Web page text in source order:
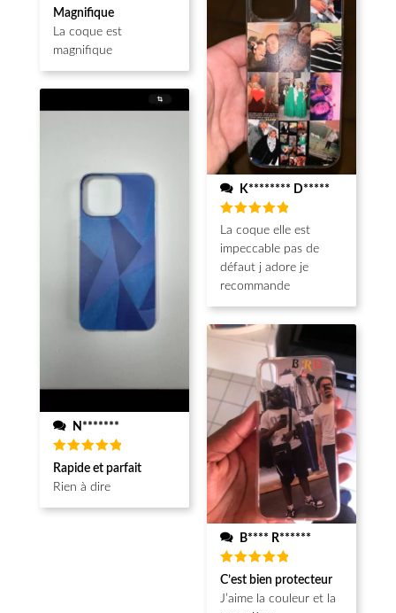
Note5
sur 5
Magnifique
La coque est
magnifique
N*******
Note5
sur 5
Rapide et parfait
Rien à dire
K******** D*****
Note5
sur 5
La coque elle est
impeccable pas de
défaut j adore je
recommande
B**** R******
Note5
sur 5
C’est bien protecteur
J’aime la couleur et la